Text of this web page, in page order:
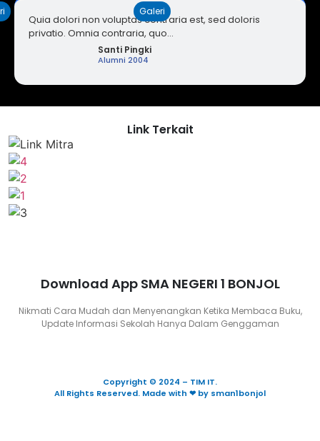
Galeri
Quia dolori non voluptas contraria est, sed doloris
privatio. Omnia contraria, quo...
Santi Pingki
Alumni 2004
Link Terkait
Download App SMA NEGERI 1 BONJOL
Nikmati Cara Mudah dan Menyenangkan Ketika Membaca Buku,
Update Informasi Sekolah Hanya Dalam Genggaman
Copyright © 2024 – TIM IT.
All Rights Reserved. Made with ❤ by sman1bonjol